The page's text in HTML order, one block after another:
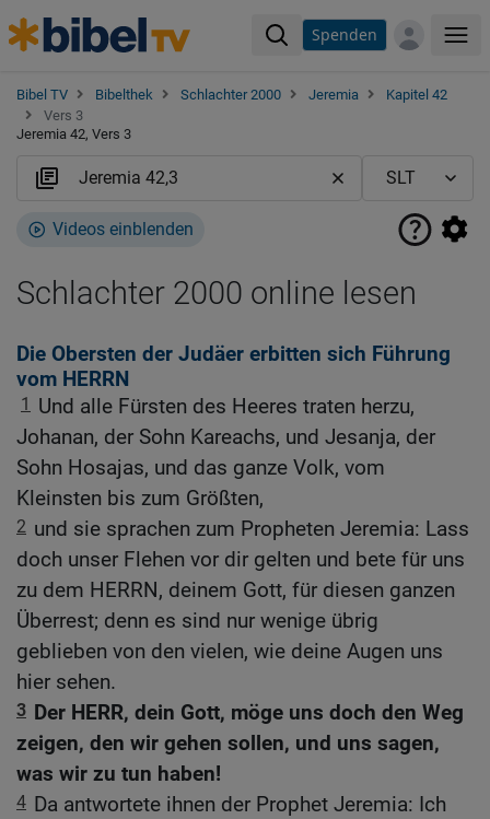
Spenden
Bibel TV Bibelthek Schlachter 2000 Jeremia
Kapitel 42
Vers 3
Jeremia 42, Vers 3
Videos einblenden
Schlachter 2000 online lesen
Die Obersten der Judäer erbitten sich Führung
vom HERRN
1
Und alle Fürsten des Heeres traten herzu,
Johanan, der Sohn Kareachs, und Jesanja, der
Sohn Hosajas, und das ganze Volk, vom
Kleinsten bis zum Größten,
2 und sie sprachen zum Propheten Jeremia: Lass
doch unser Flehen vor dir gelten und bete für uns
zu dem HERRN, deinem Gott, für diesen ganzen
Überrest; denn es sind nur wenige übrig
geblieben von den vielen, wie deine Augen uns
hier sehen.
3 Der HERR, dein Gott, möge uns doch den Weg
zeigen, den wir gehen sollen, und uns sagen,
was wir zu tun haben!
4 Da antwortete ihnen der Prophet Jeremia: Ich